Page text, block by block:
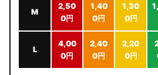
M
2,50
0円
1,40
0円
1,30
0円
L
4,00
0円
2,40
0円
2,20
0円